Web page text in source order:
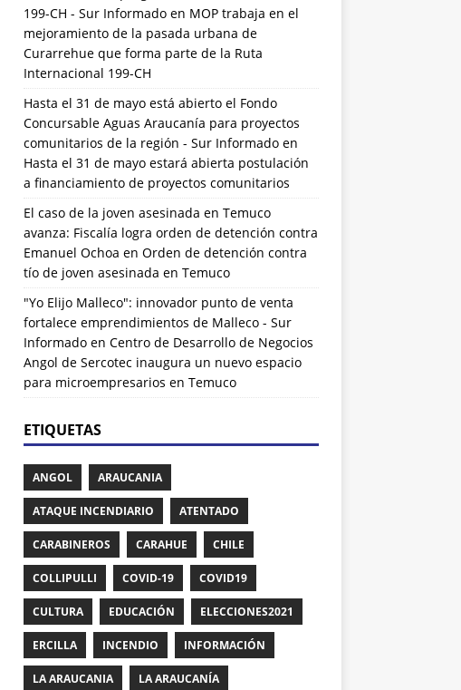
199-CH - Sur Informadoen MOP trabaja en el
mejoramiento de la pasada urbana de
Curarrehue que forma parte de la Ruta
Internacional 199-CH
Hasta el 31 de mayo está abierto el Fondo
Concursable Aguas Araucanía para proyectos
comunitarios de la región - Sur Informadoen
Hasta el 31 de mayo estará abierta postulación
a financiamiento de proyectos comunitarios
El caso de la joven asesinada en Temuco
avanza: Fiscalía logra orden de detención contra
Emanuel Ochoa en Orden de detención contra
tío de joven asesinada en Temuco
"Yo Elijo Malleco": innovador punto de venta
fortalece emprendimientos de Malleco - Sur
Informadoen Centro de Desarrollo de Negocios
Angol de Sercotec inaugura un nuevo espacio
para microempresarios en Temuco
ETIQUETAS
ANGOL ARAUCANIA
ATAQUE INCENDIARIO ATENTADO
CARABINEROS CARAHUE CHILE
COLLIPULLI COVID-19 COVID19
CULTURA EDUCACIÓN ELECCIONES2021
ERCILLA INCENDIO INFORMACIÓN
LA ARAUCANIA LA ARAUCANÍA